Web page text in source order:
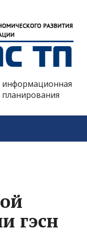
информационная
гэсн